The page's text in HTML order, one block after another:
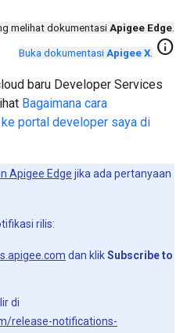
melihat dokumentasiApigee Edge.
Buka dokumentasi Apigee X. info
baru Developer Services
Bagaimana cara
portal developer saya di
Apigee Edge jika ada pertanyaan
rilis:
dan klikSubscribe to
di
release-notifications-